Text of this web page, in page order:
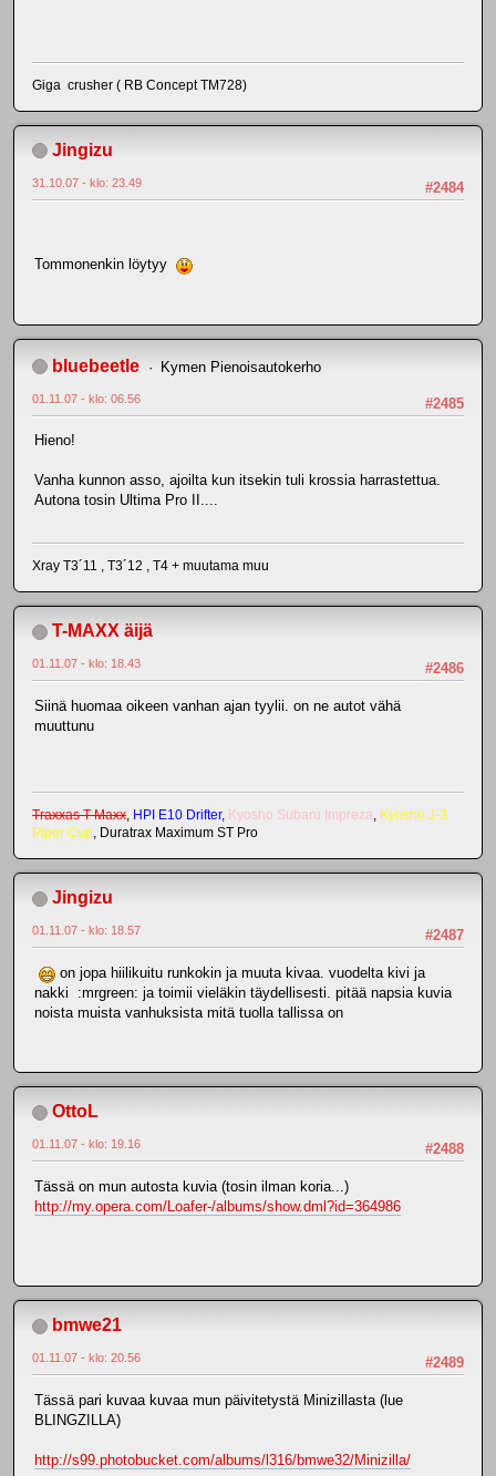
Giga crusher ( RB Concept TM728)
Jingizu
#2484
31.10.07 - klo: 23.49
Tommonenkin löytyy
bluebeetle Kymen Pienoisautokerho
#2485
01.11.07 - klo: 06.56
Hieno!
Vanha kunnon asso, ajoilta kun itsekin tuli krossia harrastettua.
Autona tosin Ultima Pro II....
Xray T3´11 , T3´12 , T4 + muutama muu
T-MAXX äijä
#2486
01.11.07 - klo: 18.43
Siinä huomaa oikeen vanhan ajan tyylii. on ne autot vähä
muuttunu
Traxxas T-Maxx, HPI E10 Drifter, Kyosho Subaru Impreza, Kyosho J-3
Piper Cup, Duratrax Maximum ST Pro
Jingizu
#2487
01.11.07 - klo: 18.57
on jopa hiilikuitu runkokin ja muuta kivaa. vuodelta kivi ja
nakki :mrgreen: ja toimii vieläkin täydellisesti. pitää napsia kuvia
noista muista vanhuksista mitä tuolla tallissa on
OttoL
#2488
01.11.07 - klo: 19.16
Tässä on mun autosta kuvia (tosin ilman koria...)
http://my.opera.com/Loafer-/albums/show.dml?id=364986
bmwe21
#2489
01.11.07 - klo: 20.56
Tässä pari kuvaa kuvaa mun päivitetystä Minizillasta (lue
BLINGZILLA)
http://s99.photobucket.com/albums/l316/bmwe32/Minizilla/